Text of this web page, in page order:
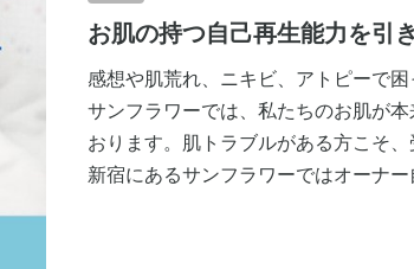
お肌の持つ自己再生能力を引
感想や肌荒れ、ニキビ、アトピーで
サンフラワーでは、私たちのお肌が
おります。肌トラブルがある方こそ
新宿にあるサンフラワーではオーナ